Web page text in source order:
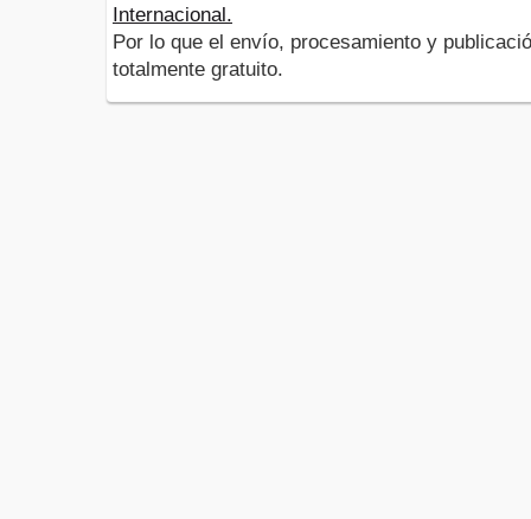
Internacional.
Por lo que el envío, procesamiento y
totalmente gratuito.